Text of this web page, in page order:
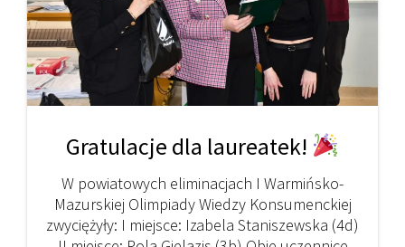
Gratulacje dla laureatek!
W powiatowych eliminacjach I Warmińsko-
Mazurskiej Olimpiady Wiedzy Konsumenckiej
zwyciężyły: I miejsce: Izabela Staniszewska (4d)